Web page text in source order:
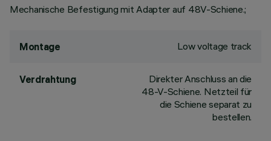
Mechanische Befestigung mit Adapter auf 48V-Schiene.;
Montage Low voltage track
Verdrahtung
Direkter Anschluss an die
48-V-Schiene. Netzteil für
die Schiene separat zu
bestellen.